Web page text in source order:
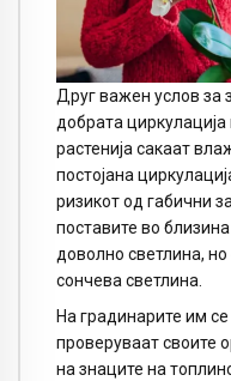
Друг важен услов за
добрата
растенија сакаат
постојана
ризикот од габични
поставите во
доволно светлина,
сончева светлина.
На градинарите им
проверуваат своите
на знаците на